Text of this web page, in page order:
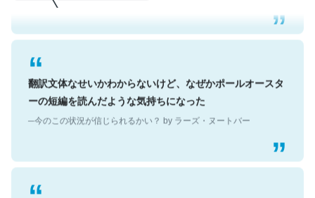
翻訳文体なせいかわからないけど、なぜかポールオースタ
ーの短編を読んだような気持ちになった
─今のこの状況が信じられるかい？ by ラーズ・ヌートバー